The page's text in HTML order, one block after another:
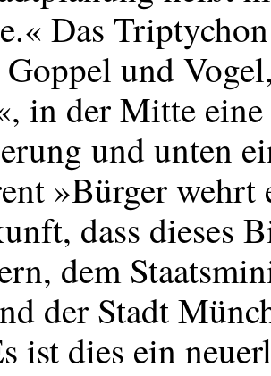
Das
und
in der Mitte
und unten
»Bürger
dass dieses
dem
der Stadt
ist dies ein